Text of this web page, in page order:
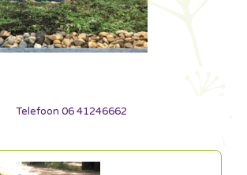
Telefoon 06 41246662